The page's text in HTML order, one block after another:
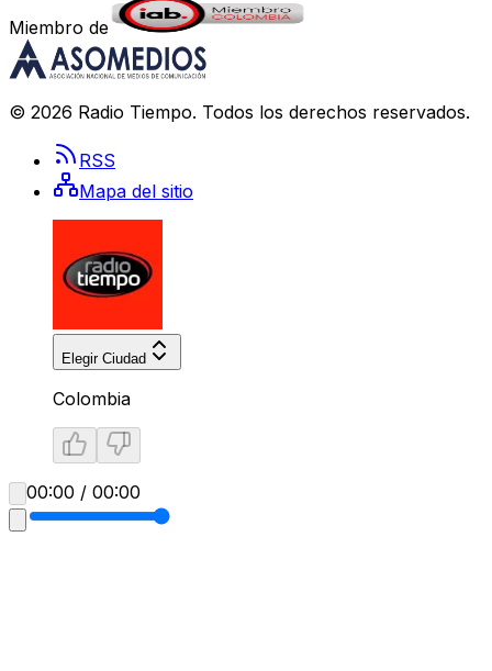
Miembro de
© 2026 Radio Tiempo. Todos los derechos reservados.
RSS
Mapa del sitio
Elegir Ciudad
Colombia
00:00 / 00:00